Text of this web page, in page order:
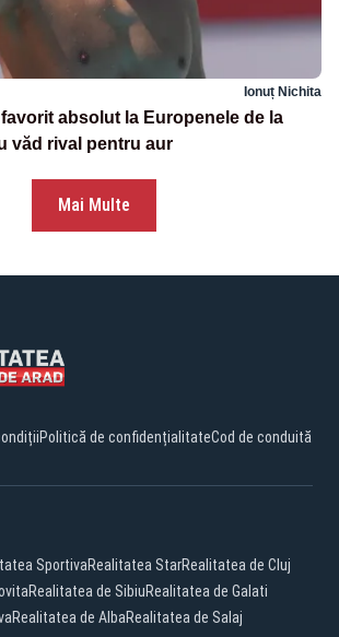
Ionuț Nichita
absolut la Europenele de la
văd rival pentru aur
Mai Multe
Politică de confidențialitateCod de conduită
SportivaRealitatea StarRealitatea de Cluj
Realitatea de SibiuRealitatea de Galati
Realitatea de AlbaRealitatea de Salaj